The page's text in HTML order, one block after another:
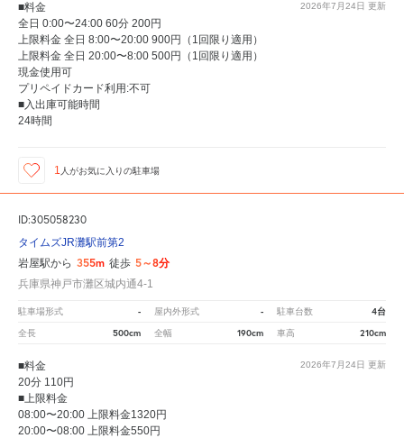
2026年7月24日 更新
■料金
全日 0:00〜24:00 60分 200円
上限料金 全日 8:00〜20:00 900円（1回限り適用）
上限料金 全日 20:00〜8:00 500円（1回限り適用）
現金使用可
プリペイドカード利用:不可
■入出庫可能時間
24時間
1 人がお気に入りの駐車場
ID:305058230
タイムズJR灘駅前第2
岩屋駅から 355m 徒歩 5～8分
兵庫県神戸市灘区城内通4-1
駐車場形式 - 屋内外形式 - 駐車台数 4台
全長 500cm 全幅 190cm 車高 210cm
2026年7月24日 更新
■料金
20分 110円
■上限料金
08:00〜20:00 上限料金1320円
20:00〜08:00 上限料金550円